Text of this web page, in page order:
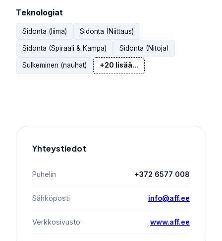
Teknologiat
Sidonta (liima) Sidonta (Niittaus)
Sidonta (Spiraali & Kampa) Sidonta (Nitoja)
Sulkeminen (nauhat) +20 lisää...
Yhteystiedot
Puhelin +372 6577 008
Sähköposti info@aff.ee
Verkkosivusto www.aff.ee